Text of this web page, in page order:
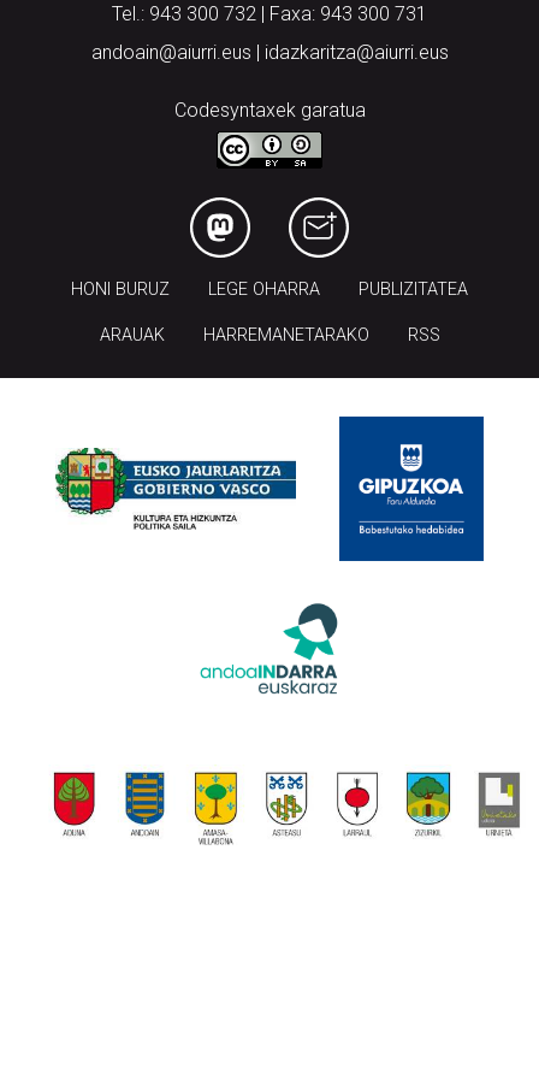
Tel.: 943 300 732 | Faxa: 943 300 731
andoain@aiurri.eus | idazkaritza@aiurri.eus
Codesyntaxek garatua
HONI BURUZ LEGE OHARRA PUBLIZITATEA
ARAUAK HARREMANETARAKO RSS